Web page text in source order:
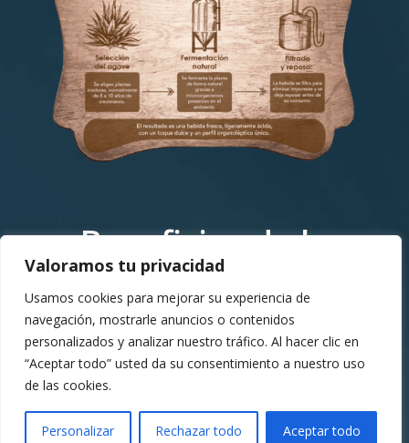
Valoramos tu privacidad
Usamos cookies para mejorar su experiencia de
navegación, mostrarle anuncios o contenidos
personalizados y analizar nuestro tráfico. Al hacer clic en
“Aceptar todo” usted da su consentimiento a nuestro uso
de las cookies.
Personalizar Rechazar todo Aceptar todo
Beneficios de la
lechuguilla
Probiótico natural
Alto contenido en